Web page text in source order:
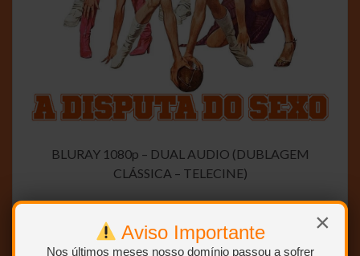
×
Aviso Importante
Nos últimos meses nosso domínio passou a sofrer
BLURAY 1080p – DUAL AUDIO (DUBLAGEM
CLÁSSICA – TELECINE)
RARISSIMO E EXCLUSIVO …